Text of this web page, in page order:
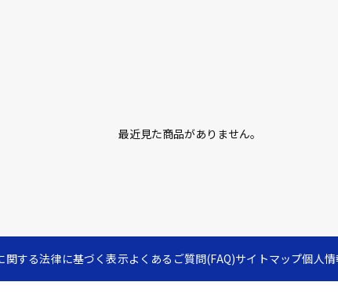
最近見た商品がありません。
関する法律に基づく表示よくあるご質問(FAQ)サイトマップ個人